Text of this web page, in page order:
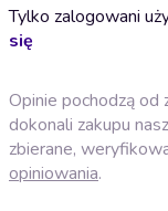
Tylko zalogowani
się
Opinie pochodzą
dokonali zakupu
zbierane,
opiniowania.